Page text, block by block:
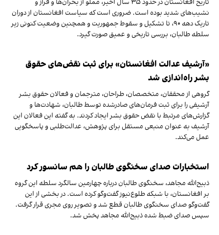
تاریخ افغانستان در حدود ۳۵ سال اخیر، مملو از بحران‌ها و فراز و
نشیب‌های شدید بوده است. ضروری است که سیاست افغانستان از دوران
تاریک دهه ۹۰، تا تشکیل و سقوط جمهوریت و همچنین وضعیت کنونی زیر
سلطه طالبان، بررسی تاریخی و عمیق صورت گیرد.
«آرشیف عدالت افغانستان» برای ثبت نقض‌های حقوق
بشر راه‌اندازی شد
گروهی از محققان، متخصصان، طراحان، مترجمان و فعالان حقوق بشر
آرشیفی را برای ثبت فرمان‌های صادرشده توسط طالبان، شهادت‌ها و
گزارش‌های مرتبط با نقض حقوق بشر ایجاد کردند. به گفته این فعالان این
آرشیف به عنوان منبعی مستقل برای پژوهش، عدالت‌طلبی و پاسخگویی
عمل می‌کند.
استخبارات صدای سخنگوی طالبان را هم سانسور کرد
ذبیح‌الله مجاهد، سخنگوی طالبان درباره چهارمین سالگرد سلطه این گروه
بر افغانستان، با شبکه طلوع‌نیوز گفت‌وگو کرده است. در بخشی از این
گفت‌وگو صدای سخنگوی طالبان قطع شد و تصویر روی مجری قرار گرفت.
سپس صدای ضبط شده ذبیح‌الله مجاهد پخش شد.